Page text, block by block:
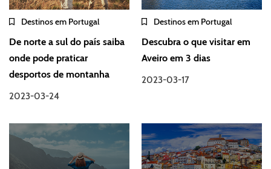
Destinos em Portugal
De norte a sul do país saiba
onde pode praticar
desportos de montanha
2023-03-24
Destinos em Portugal
Descubra o que visitar em
Aveiro em 3 dias
2023-03-17